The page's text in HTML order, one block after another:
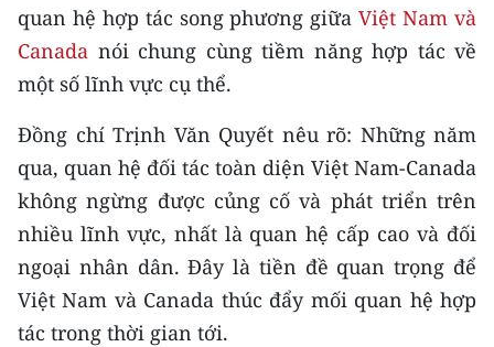
TRI THỨC CHUYÊN SÂU
54 DÂN TỘC VIỆT NAM
CHƯƠNG TRÌNH OCOP - MỖI XÃ
MỘT SẢN PHẨM
RADIO
MEDIA CENTER
E-Magazine
quan hệ hợp tác song phương giữaViệt Nam và
Canada nói chung cùng tiềm năng hợp tác về
một số lĩnh vực cụ thể.
Đồng chí Trịnh Văn Quyết nêu rõ: Những năm
qua, quan hệ đối tác toàn diện Việt Nam-Canada
không ngừng được củng cố và phát triển trên
nhiều lĩnh vực, nhất là quan hệ cấp cao và đối
ngoại nhân dân. Đây là tiền đề quan trọng để
Việt Nam và Canada thúc đẩy mối quan hệ hợp
tác trong thời gian tới.